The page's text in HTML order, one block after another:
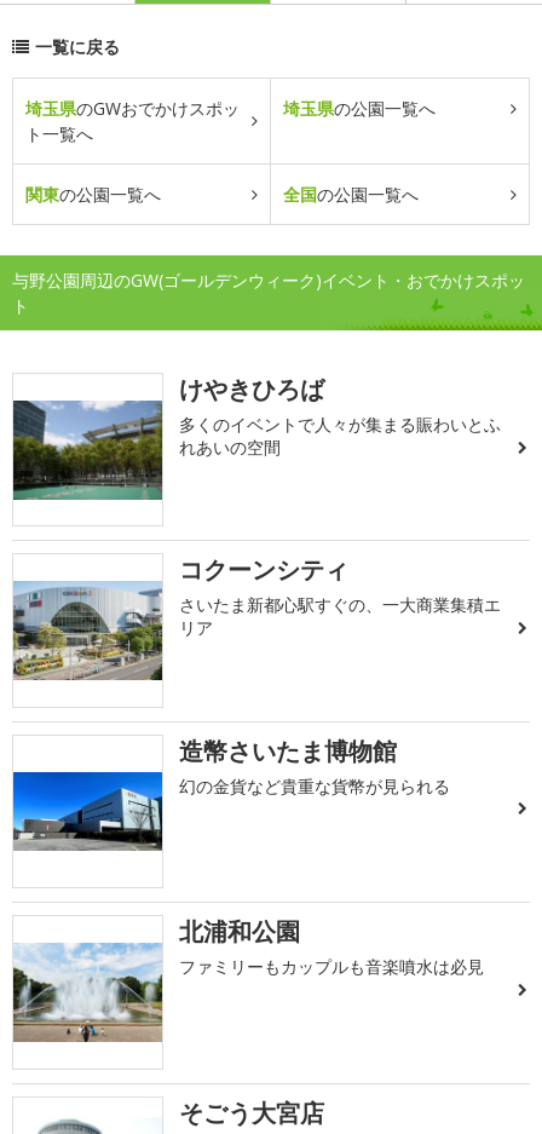
一覧に戻る
埼玉県のGWおでかけスポッ
ト一覧へ
埼玉県の公園一覧へ
関東の公園一覧へ 全国の公園一覧へ
与野公園周辺のGW(ゴールデンウィーク)イベント・おでかけスポッ
ト
けやきひろば
多くのイベントで人々が集まる賑わいとふ
れあいの空間
コクーンシティ
さいたま新都心駅すぐの、一大商業集積エ
リア
造幣さいたま博物館
幻の金貨など貴重な貨幣が見られる
北浦和公園
ファミリーもカップルも音楽噴水は必見
そごう大宮店